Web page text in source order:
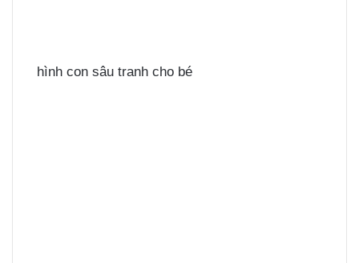
hình con sâu tranh cho bé